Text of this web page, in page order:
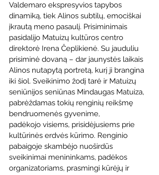
Valdemaro ekspresyvios tapybos
dinamiką, tiek Alinos subtilų, emociškai
įkrautą meno pasaulį. Prisiminimais
pasidalijo Matuizų kultūros centro
direktorė Irena Čeplikienė. Su jauduliu
prisiminė dovaną – dar jaunystės laikais
Alinos nutapytą portretą, kurį ji brangina
iki šiol. Sveikinimo žodį tarė ir Matuizų
seniūnijos seniūnas Mindaugas Matuiza,
pabrėždamas tokių renginių reikšmę
bendruomenės gyvenime,
padėkojo visiems, prisidėjusiems prie
kultūrinės erdvės kūrimo. Renginio
pabaigoje skambėjo nuoširdūs
sveikinimai menininkams, padėkos
organizatoriams, prasmingi kūrėjų ir